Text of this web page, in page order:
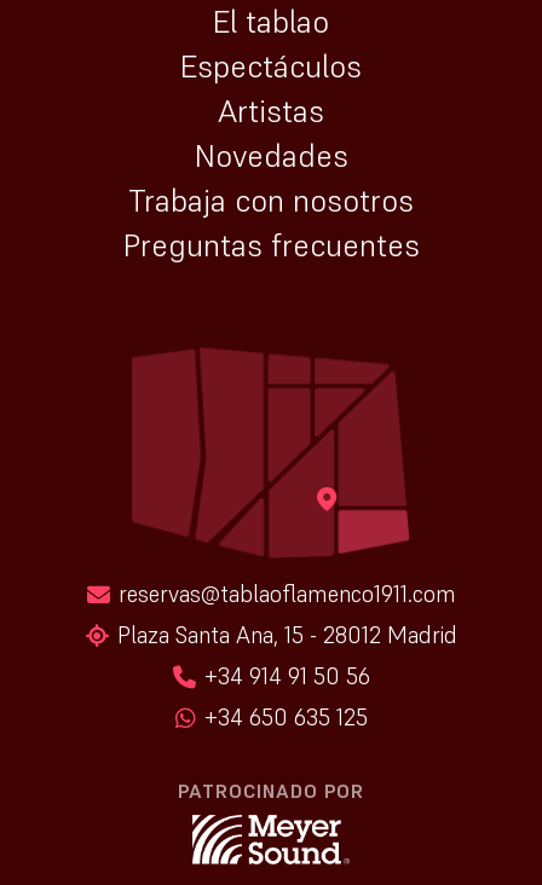
El tablao
Espectáculos
Artistas
Novedades
Trabaja con nosotros
Preguntas frecuentes
reservas@tablaoflamenco1911.com
Plaza Santa Ana, 15 - 28012 Madrid
+34 914 91 50 56
+34 650 635 125
PATROCINADO POR